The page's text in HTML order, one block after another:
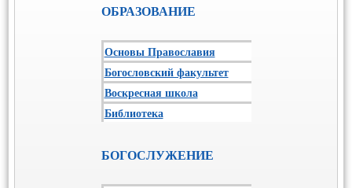
ОБРАЗОВАНИЕ
Основы Православия
Богословский факультет
Воскресная школа
Библиотека
БОГОСЛУЖЕНИЕ